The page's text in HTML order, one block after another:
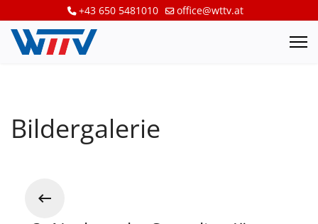
+43 650 5481010 office@wttv.at
Bildergalerie